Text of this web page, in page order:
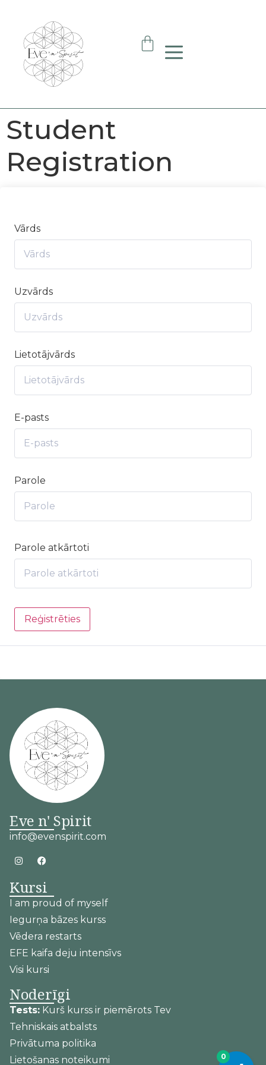
Student
Registration
Vārds
Uzvārds
Lietotājvārds
E-pasts
Parole
Parole atkārtoti
Reģistrēties
Eve n' Spirit
info@evenspirit.com
Kursi
I am proud of myself
Iegurņa bāzes kurss
Vēdera restarts
EFE kaifa deju intensīvs
Visi kursi
Noderīgi
Tests: Kurš kurss ir piemērots Tev
Tehniskais atbalsts
Privātuma politika
Lietošanas noteikumi
0